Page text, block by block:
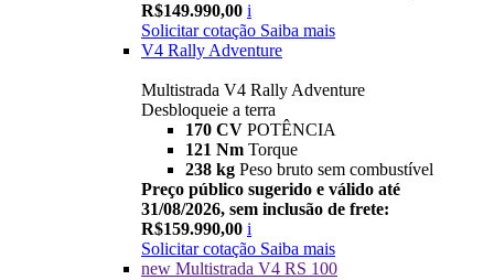
R$149.990,00 i
Solicitar cotação Saiba mais
V4 Rally Adventure
Multistrada V4 Rally Adventure
Desbloqueie a terra
170 CV POTÊNCIA
121 Nm Torque
238 kg Peso bruto sem combustível
Preço público sugerido e válido até
31/08/2026, sem inclusão de frete:
R$159.990,00 i
Solicitar cotação Saiba mais
new Multistrada V4 RS 100